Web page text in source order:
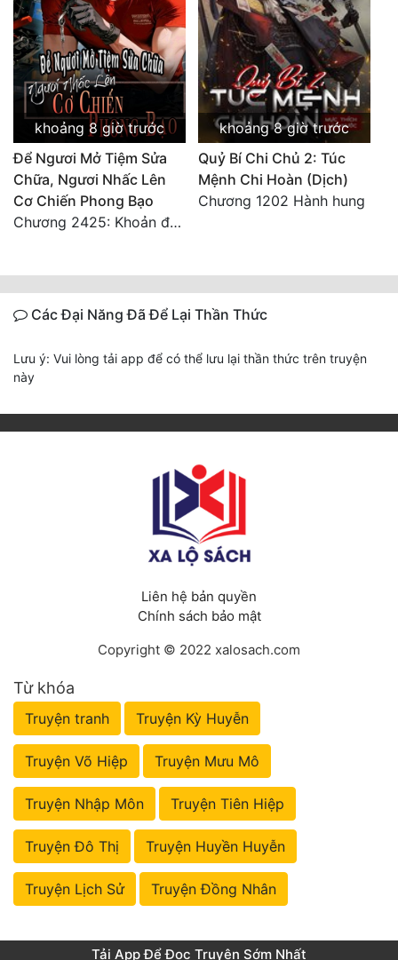
khoảng 8 giờ trước
Để Ngươi Mở Tiệm Sửa
Chữa, Ngươi Nhấc Lên
Cơ Chiến Phong Bạo
Chương 2425: Khoản đầu tư của Tượng Chủ!! Nỗi nghi hoặc của Tô Bạch!
khoảng 8 giờ trước
Quỷ Bí Chi Chủ 2: Túc
Mệnh Chi Hoàn (Dịch)
Chương 1202 Hành hung
Các Đại Năng Đã Để Lại Thần Thức
Lưu ý: Vui lòng tải app để có thể lưu lại thần thức trên truyện
này
Liên hệ bản quyền
Chính sách bảo mật
Copyright © 2022 xalosach.com
Từ khóa
Truyện tranh Truyện Kỳ Huyễn
Truyện Võ Hiệp Truyện Mưu Mô
Truyện Nhập Môn Truyện Tiên Hiệp
Truyện Đô Thị Truyện Huyền Huyễn
Truyện Lịch Sử Truyện Đồng Nhân
Tải App Để Đọc Truyện Sớm Nhất